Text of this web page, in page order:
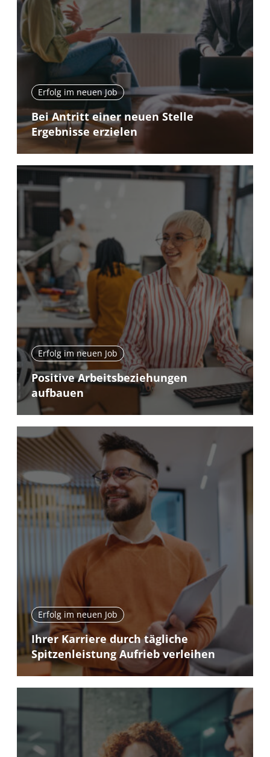
Erfolg im neuen Job
Bei Antritt einer neuen Stelle
Ergebnisse erzielen
Erfolg im neuen Job
Positive Arbeitsbeziehungen
aufbauen
Erfolg im neuen Job
Ihrer Karriere durch tägliche
Spitzenleistung Aufrieb verleihen